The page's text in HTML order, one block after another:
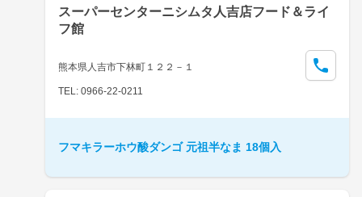
スーパーセンターニシムタ人吉店フード＆ライ
フ館
熊本県人吉市下林町１２２－１
TEL: 0966-22-0211
フマキラーホウ酸ダンゴ 元祖半なま 18個入